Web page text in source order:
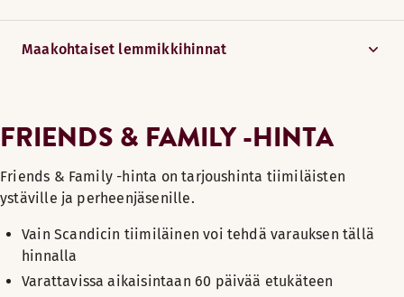
Maakohtaiset lemmikkihinnat
FRIENDS & FAMILY -HINTA
Friends & Family -hinta on tarjoushinta tiimiläisten
ystäville ja perheenjäsenille.
Vain Scandicin tiimiläinen voi tehdä varauksen tällä
hinnalla
Varattavissa aikaisintaan 60 päivää etukäteen